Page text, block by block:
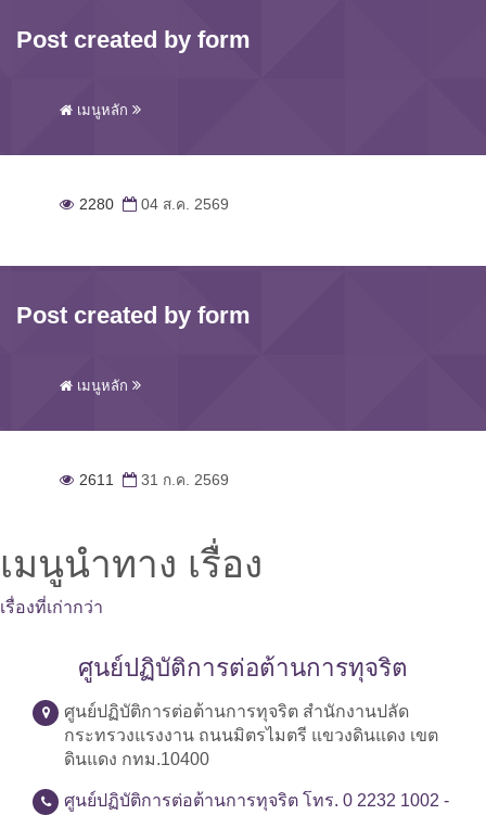
Post created by form
เมนูหลัก
2280 04 ส.ค. 2569
Post created by form
เมนูหลัก
2611 31 ก.ค. 2569
เมนูนำทาง เรื่อง
เรื่องที่เก่ากว่า
ศูนย์ปฏิบัติการต่อต้านการทุจริต
ศูนย์ปฏิบัติการต่อต้านการทุจริต สำนักงานปลัด
กระทรวงแรงงาน ถนนมิตรไมตรี แขวงดินแดง เขต
ดินแดง กทม.10400
ศูนย์ปฏิบัติการต่อต้านการทุจริต โทร. 0 2232 1002 -